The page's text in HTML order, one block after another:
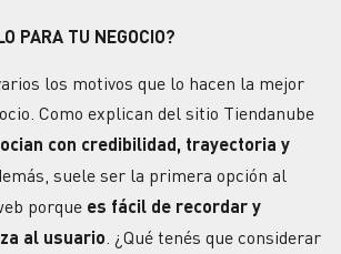
PARA TU NEGOCIO?
los motivos que lo hacen la mejor
Como explican del sitio Tiendanube
con credibilidad, trayectoria y
suele ser la primera opción al
porque es fácil de recordar y
al usuario . ¿Qué tenés que considerar